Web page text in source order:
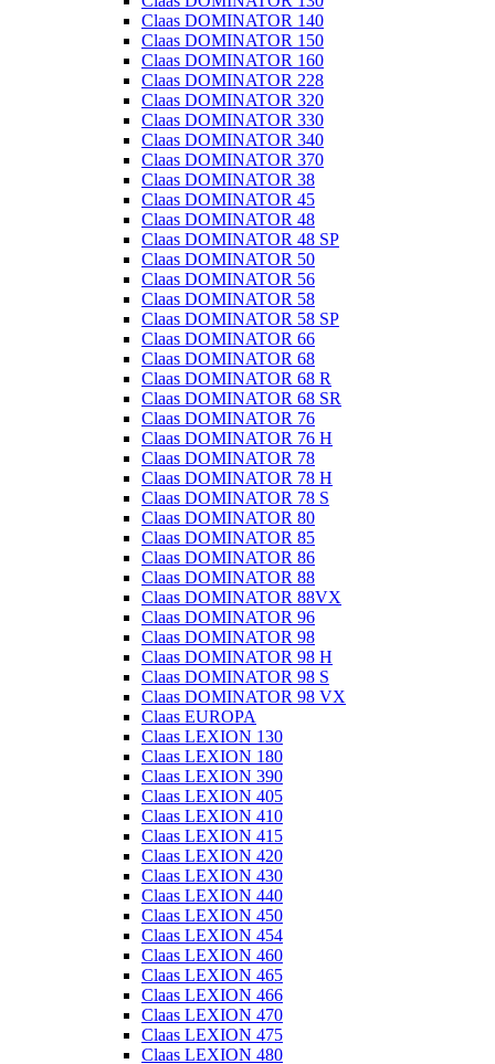
Claas DOMINATOR 140
Claas DOMINATOR 150
Claas DOMINATOR 160
Claas DOMINATOR 228
Claas DOMINATOR 320
Claas DOMINATOR 330
Claas DOMINATOR 340
Claas DOMINATOR 370
Claas DOMINATOR 38
Claas DOMINATOR 45
Claas DOMINATOR 48
Claas DOMINATOR 48 SP
Claas DOMINATOR 50
Claas DOMINATOR 56
Claas DOMINATOR 58
Claas DOMINATOR 58 SP
Claas DOMINATOR 66
Claas DOMINATOR 68
Claas DOMINATOR 68 R
Claas DOMINATOR 68 SR
Claas DOMINATOR 76
Claas DOMINATOR 76 H
Claas DOMINATOR 78
Claas DOMINATOR 78 H
Claas DOMINATOR 78 S
Claas DOMINATOR 80
Claas DOMINATOR 85
Claas DOMINATOR 86
Claas DOMINATOR 88
Claas DOMINATOR 88VX
Claas DOMINATOR 96
Claas DOMINATOR 98
Claas DOMINATOR 98 H
Claas DOMINATOR 98 S
Claas DOMINATOR 98 VX
Claas EUROPA
Claas LEXION 130
Claas LEXION 180
Claas LEXION 390
Claas LEXION 405
Claas LEXION 410
Claas LEXION 415
Claas LEXION 420
Claas LEXION 430
Claas LEXION 440
Claas LEXION 450
Claas LEXION 454
Claas LEXION 460
Claas LEXION 465
Claas LEXION 466
Claas LEXION 470
Claas LEXION 475
Claas LEXION 480